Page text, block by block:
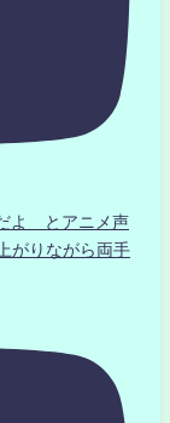
よ とアニメ声
がりながら両手